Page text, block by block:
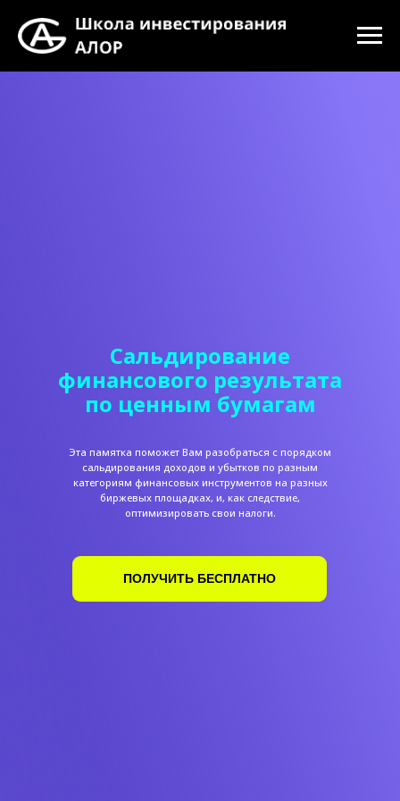
Сальдирование
финансового результата
по ценным бумагам
ПОЛУЧИТЬ БЕСПЛАТНО
Эта памятка поможет Вам разобраться с порядком
сальдирования доходов и убытков по разным
категориям финансовых инструментов на разных
биржевых площадках, и, как следствие,
оптимизировать свои налоги.